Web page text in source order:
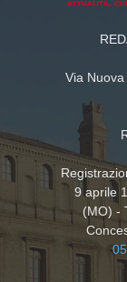
Via
9 aprile
(MO) -